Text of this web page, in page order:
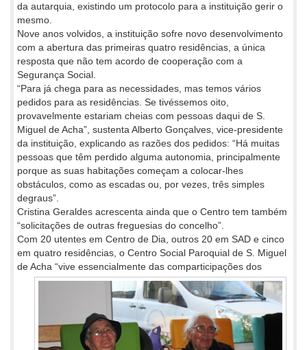
da autarquia, existindo um protocolo para a instituição gerir o
mesmo.
Nove anos volvidos, a instituição sofre novo desenvolvimento
com a abertura das primeiras quatro residências, a única
resposta que não tem acordo de cooperação com a
Segurança Social.
“Para já chega para as necessidades, mas temos vários
pedidos para as residências. Se tivéssemos oito,
provavelmente estariam cheias com pessoas daqui de S.
Miguel de Acha”, sustenta Alberto Gonçalves, vice-presidente
da instituição, explicando as razões dos pedidos: “Há muitas
pessoas que têm perdido alguma autonomia, principalmente
porque as suas habitações começam a colocar-lhes
obstáculos, como as escadas ou, por vezes, três simples
degraus”.
Cristina Geraldes acrescenta ainda que o Centro tem também
“solicitações de outras freguesias do concelho”.
Com 20 utentes em Centro de Dia, outros 20 em SAD e cinco
em quatro residências, o Centro Social Paroquial de S. Miguel
de Acha “vive essencialmente das comparticipações dos